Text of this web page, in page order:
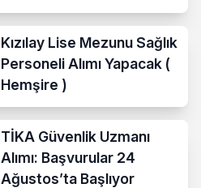
Yayımladı!
Kızılay Lise Mezunu Sağlık
Personeli Alımı Yapacak (
Hemşire )
TİKA Güvenlik Uzmanı
Alımı: Başvurular 24
Ağustos’ta Başlıyor